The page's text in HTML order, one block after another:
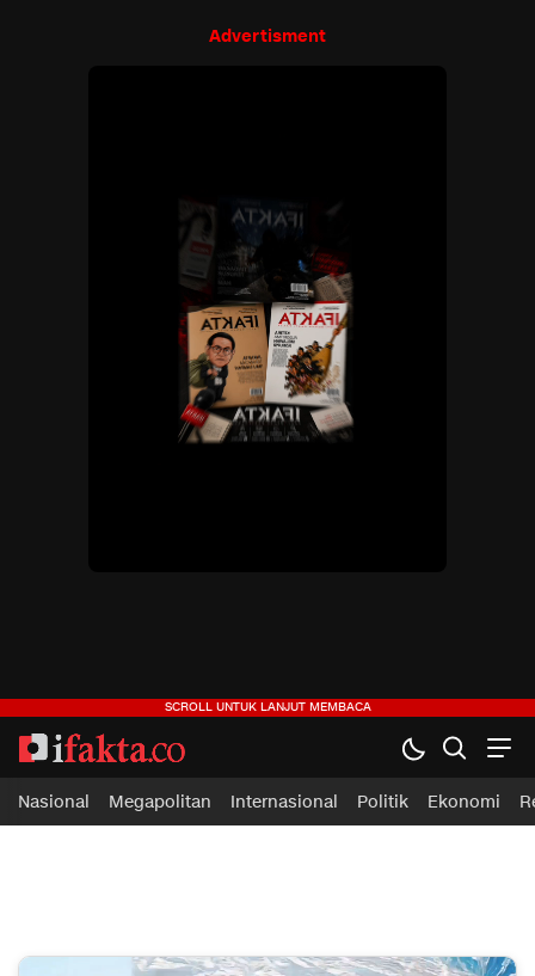
Advertisment
Nasional Megapolitan Internasional Politik Ekonomi